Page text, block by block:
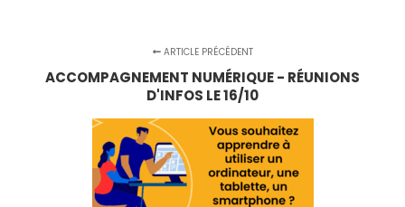
ARTICLE PRÉCÉDENT
ACCOMPAGNEMENT NUMÉRIQUE - RÉUNIONS
D'INFOS LE 16/10